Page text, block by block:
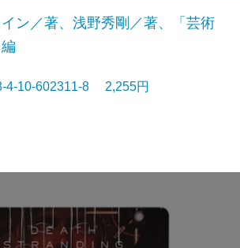
ン／著、浅野秀剛／著、「芸術
4-10-602311-8 2,255円